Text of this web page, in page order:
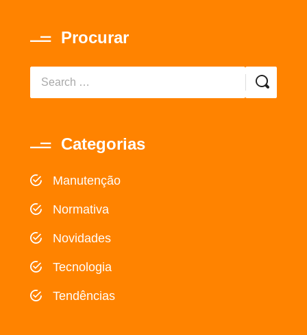
Procurar
Categorias
Manutenção
Normativa
Novidades
Tecnologia
Tendências